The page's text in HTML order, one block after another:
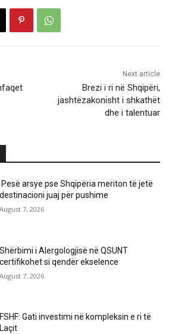
Next article
Brezi i ri në Shqipëri,
jashtëzakonisht i shkathët
dhe i talentuar
Pesë arsye pse Shqipëria meriton të jetë
destinacioni juaj për pushime
August 7, 2026
Shërbimi i Alergologjisë në QSUNT
certifikohet si qendër ekselence
August 7, 2026
FSHF: Gati investimi në kompleksin e ri të
Laçit